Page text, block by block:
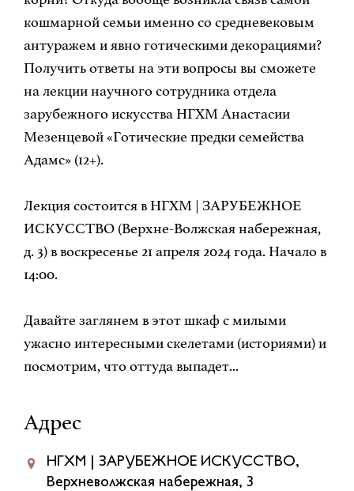
кошмарной семьи именно со средневековым
антуражем и явно готическими декорациями?
Получить ответы на эти вопросы вы сможете
на лекции научного сотрудника отдела
зарубежного искусства НГХМ Анастасии
Мезенцевой «Готические предки семейства
Адамс» (12+).
Лекция состоится в НГХМ | ЗАРУБЕЖНОЕ
ИСКУССТВО (Верхне-Волжская набережная,
д. 3) в воскресенье 21 апреля 2024 года. Начало в
14:00.
Давайте заглянем в этот шкаф с милыми
ужасно интересными скелетами (историями) и
посмотрим, что оттуда выпадет...
Адрес
НГХМ | ЗАРУБЕЖНОЕ ИСКУССТВО,
Верхневолжская набережная, 3